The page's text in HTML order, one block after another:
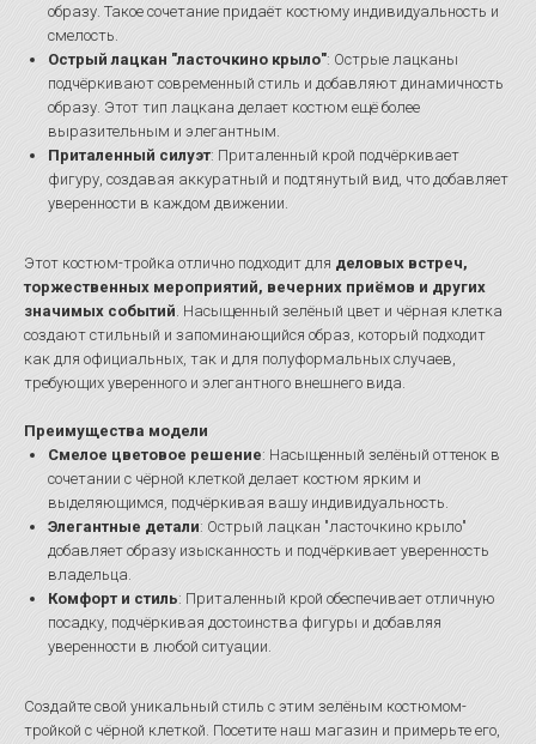
образу. Такое сочетание придаёт костюму индивидуальность и
смелость.
Острый лацкан "ласточкино крыло": Острые лацканы
подчёркивают современный стиль и добавляют динамичность
образу. Этот тип лацкана делает костюм ещё более
выразительным и элегантным.
Приталенный силуэт: Приталенный крой подчёркивает
фигуру, создавая аккуратный и подтянутый вид, что добавляет
уверенности в каждом движении.
Этот костюм-тройка отлично подходит для деловых встреч,
торжественных мероприятий, вечерних приёмов и других
значимых событий. Насыщенный зелёный цвет и чёрная клетка
создают стильный и запоминающийся образ, который подходит
как для официальных, так и для полуформальных случаев,
требующих уверенного и элегантного внешнего вида.
Преимущества модели
Смелое цветовое решение: Насыщенный зелёный оттенок в
сочетании с чёрной клеткой делает костюм ярким и
выделяющимся, подчёркивая вашу индивидуальность.
Элегантные детали: Острый лацкан "ласточкино крыло"
добавляет образу изысканность и подчёркивает уверенность
владельца.
Комфорт и стиль: Приталенный крой обеспечивает отличную
посадку, подчёркивая достоинства фигуры и добавляя
уверенности в любой ситуации.
Создайте свой уникальный стиль с этим зелёным костюмом-
тройкой с чёрной клеткой. Посетите наш магазин и примерьте его,